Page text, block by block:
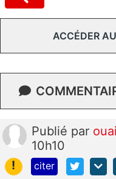
ACCÉDER
Publié par
10h10
!
citer